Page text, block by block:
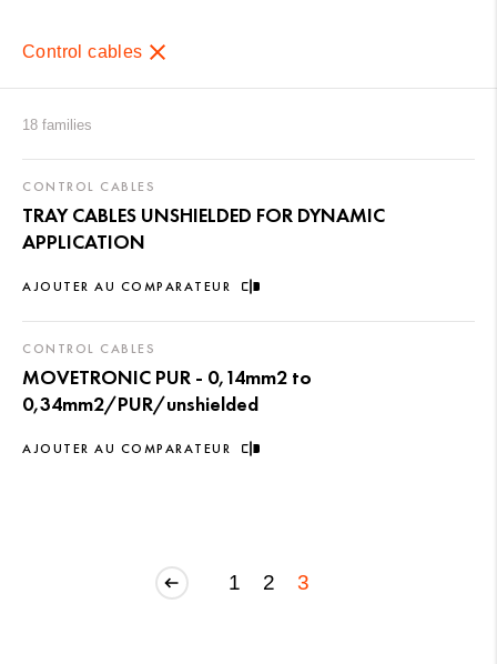
Control cables
18 families
AJOUTER AU COMPARATEUR
CONTROL CABLES
TRAY CABLES UNSHIELDED FOR DYNAMIC
APPLICATION
AJOUTER AU COMPARATEUR
CONTROL CABLES
MOVETRONIC PUR - 0,14mm2 to
0,34mm2/PUR/unshielded
1 2 3